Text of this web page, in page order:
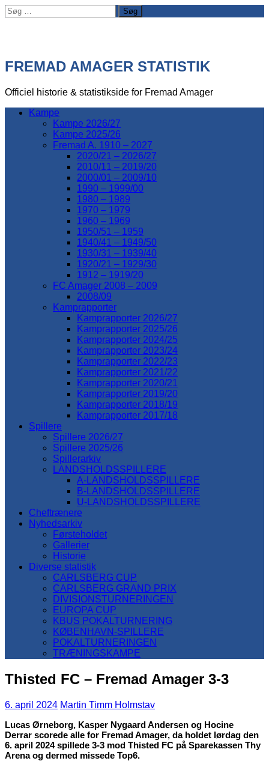
Søg
efter:
FREMAD AMAGER STATISTIK
Officiel historie & statistikside for Fremad Amager
Kampe
Kampe 2026/27
Kampe 2025/26
Fremad A. 1910 – 2027
2020/21 – 2026/27
2010/11 – 2019/20
2000/01 – 2009/10
1990 – 1999/00
1980 – 1989
1970 – 1979
1960 – 1969
1950/51 – 1959
1940/41 – 1949/50
1930/31 – 1939/40
1920/21 – 1929/30
1912 – 1919/20
FC Amager 2008 – 2009
2008/09
Kamprapporter
Kamprapporter 2026/27
Kamprapporter 2025/26
Kamprapporter 2024/25
Kamprapporter 2023/24
Kamprapporter 2022/23
Kamprapporter 2021/22
Kamprapporter 2020/21
Kamprapporter 2019/20
Kamprapporter 2018/19
Kamprapporter 2017/18
Spillere
Spillere 2026/27
Spillere 2025/26
Spillerarkiv
LANDSHOLDSSPILLERE
A-LANDSHOLDSSPILLERE
B-LANDSHOLDSSPILLERE
U-LANDSHOLDSSPILLERE
Cheftrænere
Nyhedsarkiv
Førsteholdet
Gallerier
Historie
Diverse statistik
CARLSBERG CUP
CARLSBERG GRAND PRIX
DIVISIONSTURNERINGEN
EUROPA CUP
KBUS POKALTURNERING
KØBENHAVN-SPILLERE
POKALTURNERINGEN
TRÆNINGSKAMPE
Thisted FC – Fremad Amager 3-3
6. april 2024 Martin Timm Holmstav
Lucas Ørneborg, Kasper Nygaard Andersen og Hocine
Derrar scorede alle for Fremad Amager, da holdet lørdag den
6. april 2024 spillede 3-3 mod Thisted FC på Sparekassen Thy
Arena og dermed missede Top6.